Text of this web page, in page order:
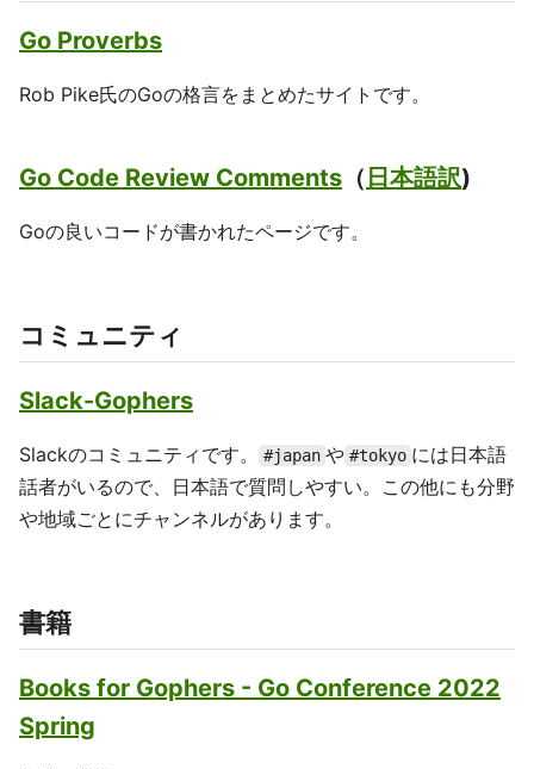
Go Proverbs
Rob Pike氏のGoの格言をまとめたサイトです。
Go Code Review Comments （ 日本語訳)
Goの良いコードが書かれたページです。
コミュニティ
Slack-Gophers
Slackのコミュニティです。 #japan や #tokyo には日本語
話者がいるので、日本語で質問しやすい。この他にも分野
や地域ごとにチャンネルがあります。
書籍
Books for Gophers - Go Conference 2022
Spring